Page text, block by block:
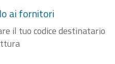
ai fornitori
il tuo codice destinatario